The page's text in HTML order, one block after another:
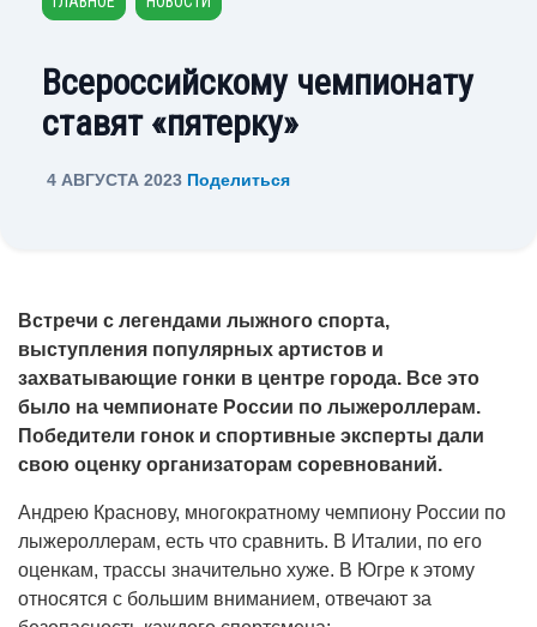
Всероссийскому чемпионату
ставят «пятерку»
4 АВГУСТА 2023 Поделиться
Встречи с легендами лыжного спорта,
выступления популярных артистов и
захватывающие гонки в центре города. Все это
было на чемпионате России по лыжероллерам.
Победители гонок и спортивные эксперты дали
свою оценку организаторам соревнований.
Андрею Краснову, многократному чемпиону России по
лыжероллерам, есть что сравнить. В Италии, по его
оценкам, трассы значительно хуже. В Югре к этому
относятся с большим вниманием, отвечают за